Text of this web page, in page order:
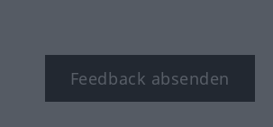
Feedback absenden